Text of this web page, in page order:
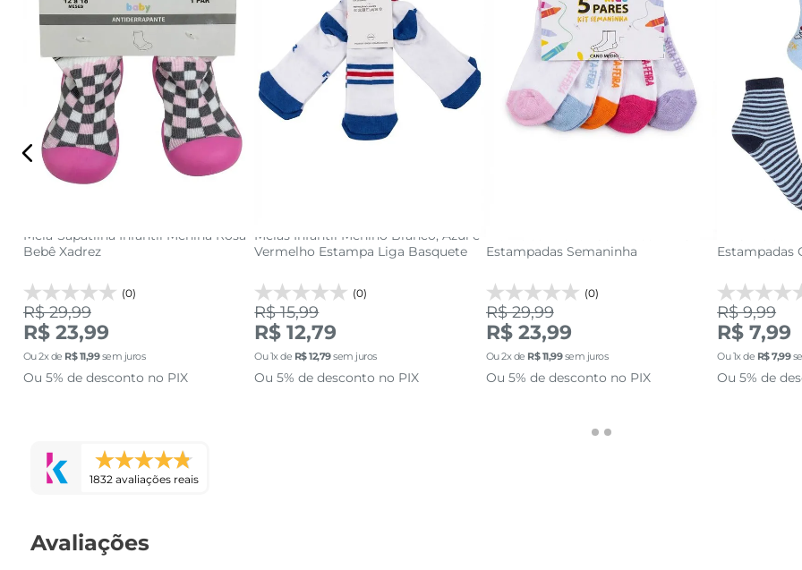
Meia-Sapatilha Infantil Menina Rosa
Bebê Xadrez
(0)
R$ 29,99
R$ 23,99
Ou2x de R$11,99sem juros
Ou 5% de desconto no PIX
Meias Infantil Menino Branco, Azul e
Vermelho Estampa Liga Basquete
(0)
R$ 15,99
R$ 12,79
Ou1x de R$12,79sem juros
Ou 5% de desconto no PIX
Estampadas Semaninha
(0)
R$ 29,99
R$ 23,99
Ou2x de R$11,99sem juros
Ou 5% de desconto no PIX
Estampadas
R$ 9,99
R$ 7,99
Ou1x de R$7,99
Ou 5% de
1832 avaliações reais
Avaliações